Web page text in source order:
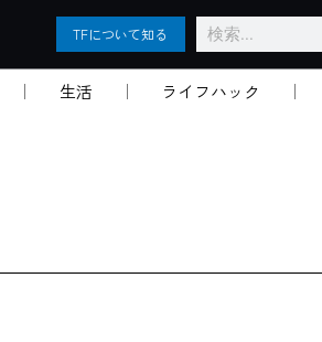
TFについて知る
検
索
生活 ライフハック